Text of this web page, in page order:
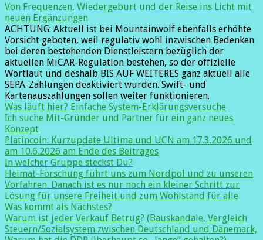
Von Frequenzen, Wiedergeburt und der Reise ins Licht mit
neuen Ergänzungen
ACHTUNG: Aktuell ist bei Mountainwolf ebenfalls erhöhte
Vorsicht geboten, weil regulativ wohl inzwischen Bedenken
bei deren bestehenden Dienstleistern bezüglich der
aktuellen MiCAR-Regulation bestehen, so der offizielle
Wortlaut und deshalb BIS AUF WEITERES ganz aktuell alle
SEPA-Zahlungen deaktiviert wurden. Swift- und
Kartenauszahlungen sollen weiter funktionieren.
Was läuft hier? Einfache System-Erklärungsversuche
Ich suche Mit-Gründer und Partner für ein ganz neues
Konzept
Platincoin: Kurzupdate Ultima und UCN am 17.3.2026 und
am 10.6.2026 am Ende des Beitrages
In welcher Gruppe steckst Du?
Heimat-Forschung führt uns zum Nordpol und zu unseren
Vorfahren. Danach ist es nur noch ein kleiner Schritt zur
Lösung für unsere Freiheit und zum Wohlstand für alle
Was kommt als Nächstes?
Warum ist jeder Verkauf Betrug? (Bauskandale, Vergleich
Steuern/Sozialsystem zwischen Deutschland und Dänemark,